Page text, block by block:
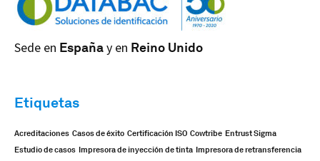
Sede en Españay en Reino Unido
Etiquetas
Acreditaciones Casos de éxito Certificación ISO Cowtribe Entrust Sigma
Estudio de casos Impresora de inyección de tinta Impresora de retransferencia